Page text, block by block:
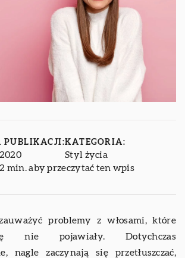
PUBLIKACJI:KATEGORIA:
Styl życia
min. aby przeczytać ten wpis
problemy z włosami, które
nie pojawiały. Dotychczas
nagle zaczynają się przetłuszczać,